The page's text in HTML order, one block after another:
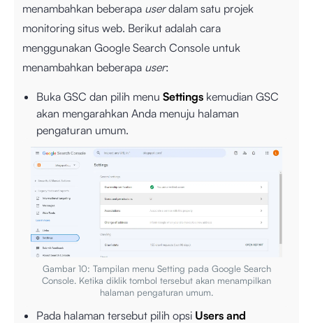
menambahkan beberapa userdalam satu projek
monitoring situs web. Berikut adalah cara
menggunakan Google Search Console untuk
menambahkan beberapa user:
Buka GSC dan pilih menu Settings kemudian GSC
akan mengarahkan Anda menuju halaman
pengaturan umum.
Gambar 10: Tampilan menu Setting pada Google Search
Console. Ketika diklik tombol tersebut akan menampilkan
halaman pengaturan umum.
Pada halaman tersebut pilih opsi Users and